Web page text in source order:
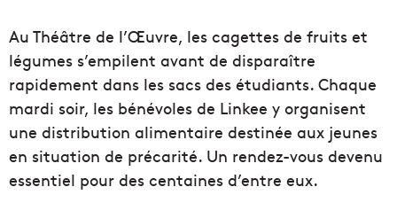
Au Théâtre de l’Œuvre, les cagettes de fruits et
légumes s’empilent avant de disparaître
rapidement dans les sacs des étudiants. Chaque
mardi soir, les bénévoles de Linkee y organisent
une distribution alimentaire destinée aux jeunes
en situation de précarité. Un rendez-vous devenu
essentiel pour des centaines d’entre eux.